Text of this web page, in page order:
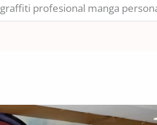
graffiti profesional manga